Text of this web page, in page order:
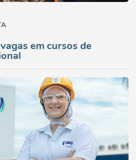
em cursos de